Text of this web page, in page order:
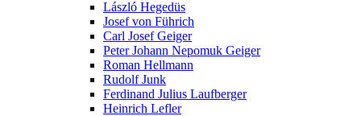
László Hegedüs
Josef von Führich
Carl Josef Geiger
Peter Johann Nepomuk Geiger
Roman Hellmann
Rudolf Junk
Ferdinand Julius Laufberger
Heinrich Lefler